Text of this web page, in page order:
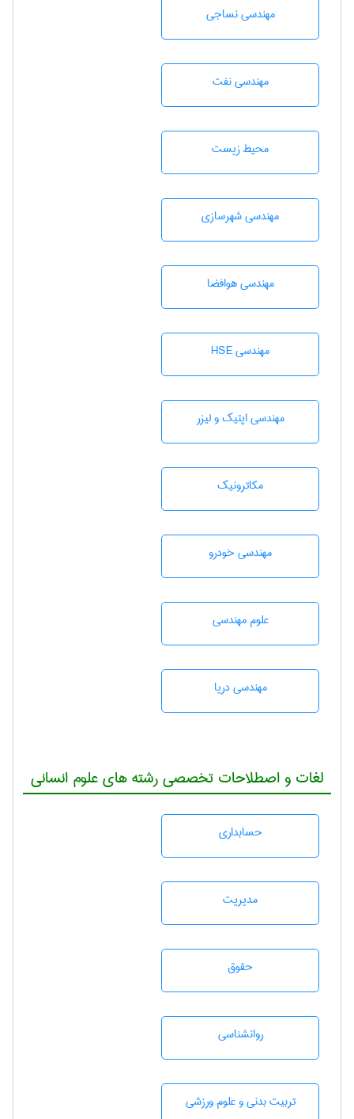
مهندسي نساجی
مهندسی نفت
محيط زيست
مهندسی شهرسازی
مهندسی هوافضا
مهندسی HSE
مهندسی اپتیک و لیزر
مکاترونیک
مهندسی خودرو
علوم مهندسی
مهندسی دریا
لغات و اصطلاحات تخصصی رشته های علوم انسانی
حسابداری
مديريت
حقوق
روانشناسی
تربيت بدنی و علوم ورزشی